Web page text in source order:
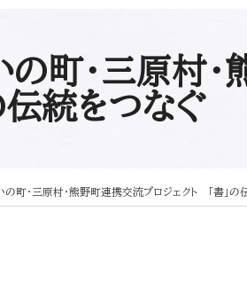
町・三原村・
統をつなぐ
・三原村・熊野町連携交流プロジェクト 「書」の